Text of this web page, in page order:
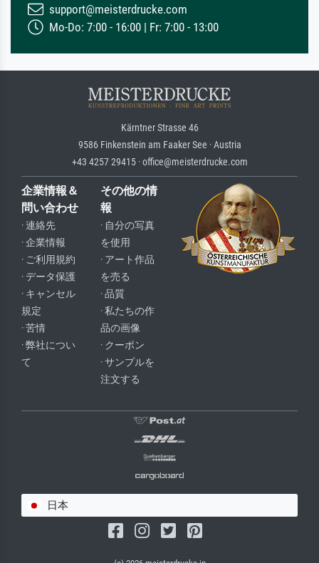
support@meisterdrucke.com
Mo-Do: 7:00 - 16:00 | Fr: 7:00 - 13:00
Kärntner Strasse 46
9586 Finkenstein am Faaker See · Austria
+43 4257 29415 · office@meisterdrucke.com
企業情報＆
問い合わせ
· 連絡先
· 企業情報
· ご利用規約
· データ保護
· キャンセル
規定
· 苦情
· 弊社につい
て
その他の情
報
· 自分の写真
を使用
· アート作品
を売る
· 品質
· 私たちの作
品の画像
· クーポン
· サンプルを
注文する
日本